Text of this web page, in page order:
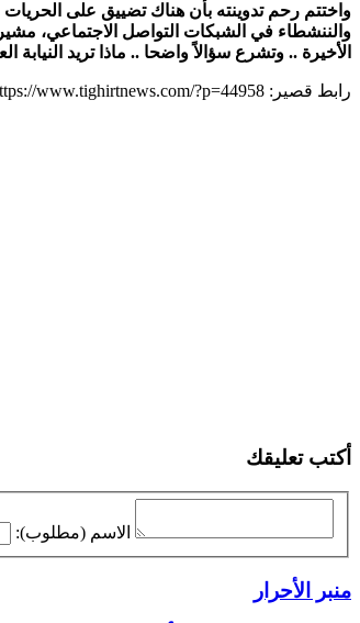
واختتم رحم تدوينته بأن هناك تضييق على
والننشطاء في الشبكات التواصل الاجتماعي،
الأخيرة .. وتشرع سؤالاً واضحا .. ماذا تريد النيابة
رابط قصير: https://www.tighirtnews.com/?p=44958
أكتب تعليقك
الاسم (مطلوب):
منبر الأحرار